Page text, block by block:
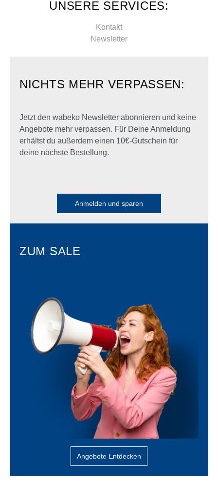
UNSERE SERVICES:
Kontakt
Newsletter
NICHTS MEHR VERPASSEN:
Jetzt den wabeko Newsletter abonnieren und keine
Angebote mehr verpassen. Für Deine Anmeldung
erhältst du außerdem einen 10€-Gutschein für
deine nächste Bestellung.
Anmelden und sparen
ZUM SALE
Angebote Entdecken